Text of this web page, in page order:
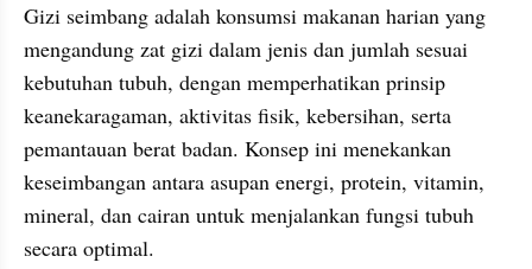
Gizi seimbang adalah konsumsi makanan harian yang
mengandung zat gizi dalam jenis dan jumlah sesuai
kebutuhan tubuh, dengan memperhatikan prinsip
keanekaragaman, aktivitas fisik, kebersihan, serta
pemantauan berat badan. Konsep ini menekankan
keseimbangan antara asupan energi, protein, vitamin,
mineral, dan cairan untuk menjalankan fungsi tubuh
secara optimal.